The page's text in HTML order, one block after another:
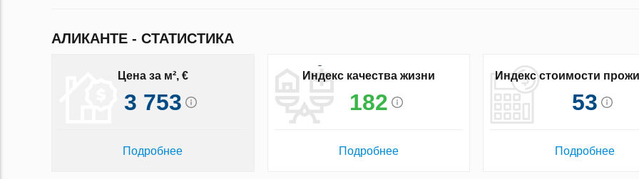
АЛИКАНТЕ - СТАТИСТИКА
Цена за м², €
3 753
Подробнее
Индекс качества жизни
182
Подробнее
Индекс стоимости
53
Подробнее